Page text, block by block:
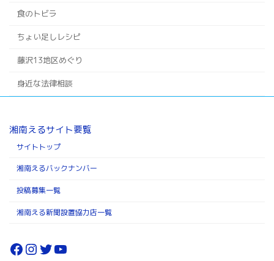
食のトビラ
ちょい足しレシピ
藤沢13地区めぐり
身近な法律相談
湘南えるサイト要覧
サイトトップ
湘南えるバックナンバー
投稿募集一覧
湘南える新聞設置協力店一覧
Facebook
Instagram
Twitter
YouTube